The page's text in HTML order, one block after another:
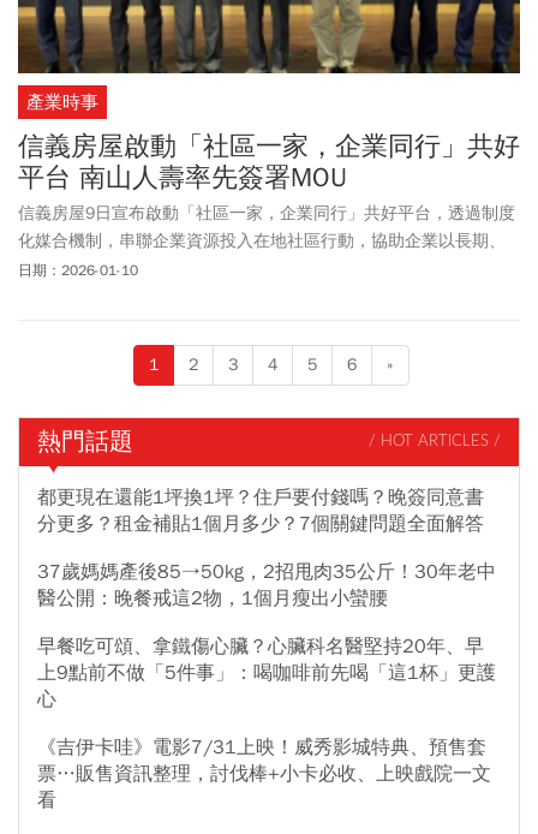
產業時事
信義房屋啟動「社區一家，企業同行」共好
平台 南山人壽率先簽署MOU
信義房屋9日宣布啟動「社區一家，企業同行」共好平台，透過制度
化媒合機制，串聯企業資源投入在地社區行動，協助企業以長期、
可持續的方式關注社會議題，成為企業實踐 ESG 的行動入口。平台
中和平區的伯拉罕共生照顧勞動合作社。
日期：2026-01-10
1 2 3 4 5 6 »
熱門話題 / HOT ARTICLES /
都更現在還能1坪換1坪？住戶要付錢嗎？晚簽同意書
分更多？租金補貼1個月多少？7個關鍵問題全面解答
37歲媽媽產後85→50kg，2招甩肉35公斤！30年老中
醫公開：晚餐戒這2物，1個月瘦出小蠻腰
早餐吃可頌、拿鐵傷心臟？心臟科名醫堅持20年、早
上9點前不做「5件事」：喝咖啡前先喝「這1杯」更護
心
《吉伊卡哇》電影7/31上映！威秀影城特典、預售套
票…販售資訊整理，討伐棒+小卡必收、上映戲院一文
看